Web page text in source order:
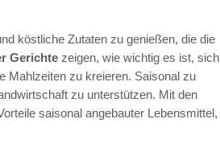
köstliche Zutaten zu genießen, die die
Gerichte zeigen, wie wichtig es ist, sich
Mahlzeiten zu kreieren. Saisonal zu
zu unterstützen. Mit den
saisonal angebauter Lebensmittel,